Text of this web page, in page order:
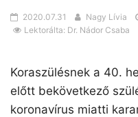
2020.07.31 Nagy Lívia
Lektorálta: Dr. Nádor Csaba
Koraszülésnek a 40.
előtt bekövetkező
koronavírus miatti